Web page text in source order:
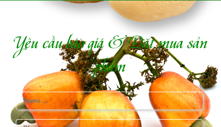
Yêu cầu báo giá & Đặt mua sản
phẩm